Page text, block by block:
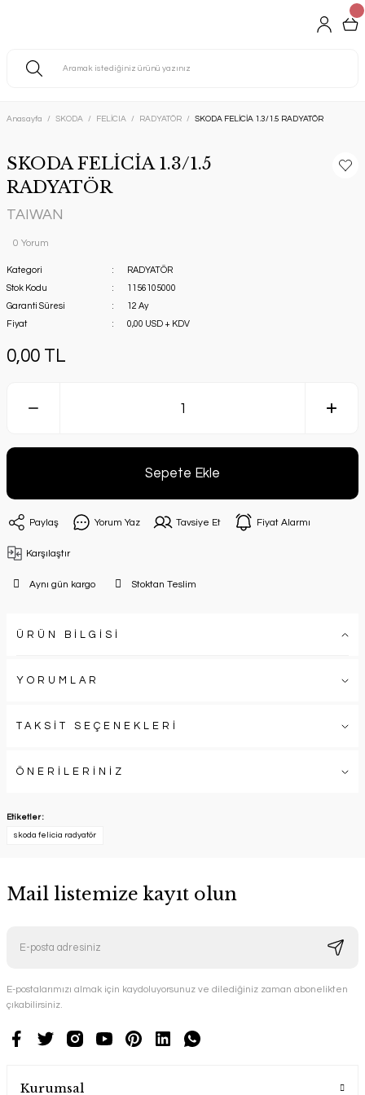
Anasayfa SKODA FELİCIA RADYATÖR SKODA FELİCİA 1.3/1.5 RADYATÖR
SKODA FELİCİA 1.3/1.5
RADYATÖR
TAIWAN
0 Yorum
Kategori
RADYATÖR
Stok Kodu
1156105000
Garanti Süresi
12 Ay
Fiyat
0,00 USD + KDV
0,00 TL
Sepete Ekle
Paylaş Yorum Yaz Tavsiye Et Fiyat Alarmı
Karşılaştır
Aynı gün kargo Stoktan Teslim
ÜRÜN BİLGİSİ
YORUMLAR
TAKSİT SEÇENEKLERİ
ÖNERİLERİNİZ
Etiketler :
skoda felicia radyatör
Mail listemize kayıt olun
E-postalarımızı almak için kaydoluyorsunuz ve dilediğiniz zaman abonelikten
çıkabilirsiniz.
Kurumsal